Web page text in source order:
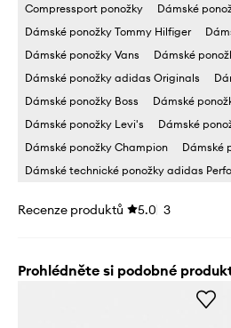
Compressport ponožky
Dámské
Dámské ponožky Tommy Hilfiger
Dámské ponožky Vans
Dámské
Dámské ponožky adidas Originals
Dámské ponožky Boss
Dámské
Dámské ponožky Levi's
Dámské
Dámské ponožky Champion
Dámské
Dámské technické ponožky adidas
Recenze produktů 5.0 3
Prohlédněte si podobné